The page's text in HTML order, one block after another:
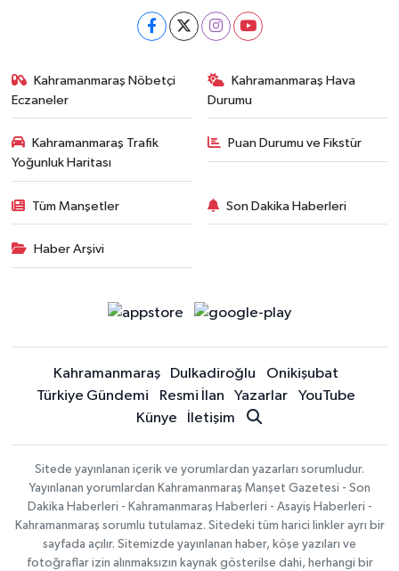
Kahramanmaraş Nöbetçi
Eczaneler
Kahramanmaraş Hava
Durumu
Kahramanmaraş Trafik
Yoğunluk Haritası
Puan Durumu ve Fikstür
Tüm Manşetler Son Dakika Haberleri
Haber Arşivi
Kahramanmaraş Dulkadiroğlu
Onikişubat
Türkiye Gündemi
Resmi İlan Yazarlar
YouTube
Künye
İletişim
Sitede yayınlanan içerik ve yorumlardan yazarları sorumludur.
Yayınlanan yorumlardan Kahramanmaraş Manşet Gazetesi - Son
Dakika Haberleri - Kahramanmaraş Haberleri - Asayiş Haberleri -
Kahramanmaraş sorumlu tutulamaz. Sitedeki tüm harici linkler ayrı bir
sayfada açılır. Sitemizde yayınlanan haber, köşe yazıları ve
fotoğraflar izin alınmaksızın kaynak gösterilse dahi, herhangi bir